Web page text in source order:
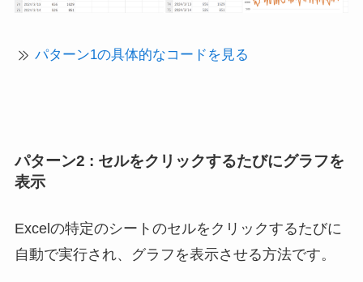
パターン1の具体的なコードを見る
パターン2 : セルをクリックするたびにグラフを
表示
Excelの特定のシートのセルをクリックするたびに
自動で実行され、グラフを表示させる方法です。